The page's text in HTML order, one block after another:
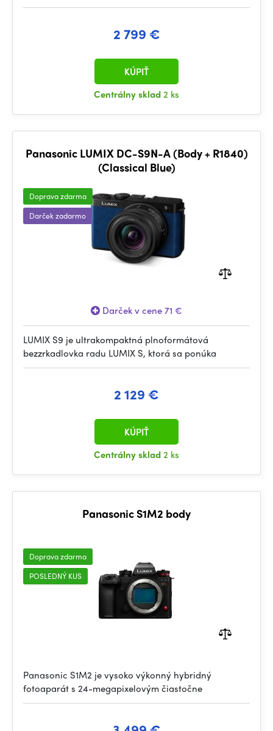
2 799 €
Centrálny sklad2 ks
KÚPIŤ
Panasonic LUMIX DC-S9N-A (Body + R1840)
(Classical Blue)
Doprava zdarma
Darček zadarmo
Darček v cene 71 €
LUMIX S9 je ultrakompaktná plnoformátová
bezzrkadlovka radu LUMIX S, ktorá sa ponúka
2 129 €
Centrálny sklad2 ks
KÚPIŤ
Panasonic S1M2 body
Doprava zdarma
POSLEDNÝ KUS
Panasonic S1M2 je vysoko výkonný hybridný
fotoaparát s 24-megapixelovým čiastočne